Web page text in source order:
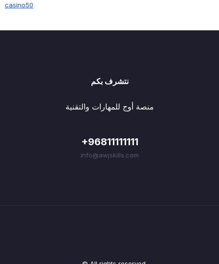
casino50
نتشرف بكم
منصة أوج للمهارات والتقنية
+96811111111
info@awjskills.com